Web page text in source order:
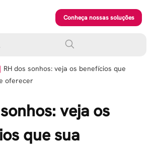
Conheça nossas soluções
RH dos sonhos: veja os benefícios que
oferecer
veja os
que sua